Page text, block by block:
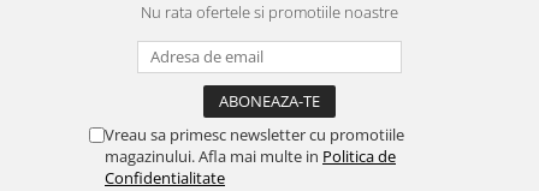
Uscatoare si standere haine
Bucatarie si electrocasnice
Masini de carnati si accesorii
Espressoare si cafetiere
Masini de piper si nuci
Nu rata ofertele si promotiile noastre
Vreau sa primesc newsletter cu promotiile
magazinului. Afla mai multe in Politica de
Confidentialitate